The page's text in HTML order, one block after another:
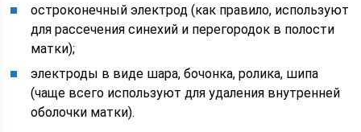
остроконечный электрод (как правило, используют
для рассечения синехий и перегородок в полости
матки);
электроды в виде шара, бочонка, ролика, шипа
(чаще всего используют для удаления внутренней
оболочки матки).